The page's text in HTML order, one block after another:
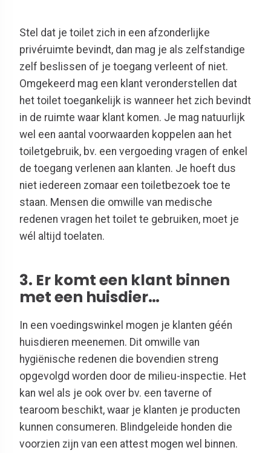
Stel dat je toilet zich in een afzonderlijke
privéruimte bevindt, dan mag je als zelfstandige
zelf beslissen of je toegang verleent of niet.
Omgekeerd mag een klant veronderstellen dat
het toilet toegankelijk is wanneer het zich bevindt
in de ruimte waar klant komen. Je mag natuurlijk
wel een aantal voorwaarden koppelen aan het
toiletgebruik, bv. een vergoeding vragen of enkel
de toegang verlenen aan klanten. Je hoeft dus
niet iedereen zomaar een toiletbezoek toe te
staan. Mensen die omwille van medische
redenen vragen het toilet te gebruiken, moet je
wél altijd toelaten.
3. Er komt een klant binnen
met een huisdier…
In een voedingswinkel mogen je klanten géén
huisdieren meenemen. Dit omwille van
hygiënische redenen die bovendien streng
opgevolgd worden door de milieu-inspectie. Het
kan wel als je ook over bv. een taverne of
tearoom beschikt, waar je klanten je producten
kunnen consumeren. Blindgeleide honden die
voorzien zijn van een attest mogen wel binnen.